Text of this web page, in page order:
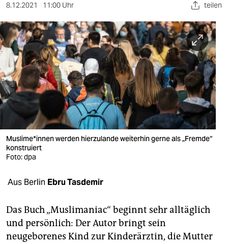
sport
berlin
nord
wahrheit
verlag
verlag
shop
fragen & hilfe
unterstützen
8.12.2021 11:00 Uhr teilen
Mus­li­m­e*innen werden hierzulande weiterhin gerne als „Fremde“
konstruiert
Foto: dpa
Aus Berlin Ebru Tasdemir
Das Buch „Muslimaniac“ beginnt sehr alltäglich
und persönlich: Der Autor bringt sein
neugeborenes Kind zur Kinderärztin, die Mutter